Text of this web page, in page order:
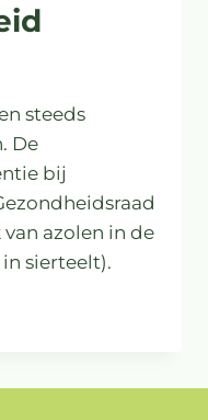
steeds
De
bij
azolen in de
sierteelt).